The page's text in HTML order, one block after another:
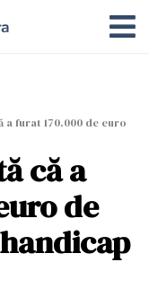
a furat 170.000 de euro
că a
de